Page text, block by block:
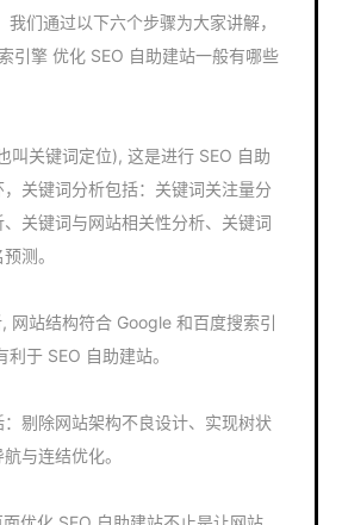
们通过以下六个步骤为大家讲解，
引擎 优化 SEO 自助建站一般有哪些
叫关键词定位), 这是进行 SEO 自助
关键词分析包括：关键词关注量分
关键词与网站相关性分析、关键词
测。
网站结构符合 Google 和百度搜索引
于 SEO 自助建站。
剔除网站架构不良设计、实现树状
与连结优化。